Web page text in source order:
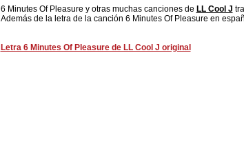
6 Minutes Of Pleasure y otras muchas canciones de LL Cool J
Además de la letra de la canción 6 Minutes Of Pleasure en
Letra 6 Minutes Of Pleasure de LL Cool J original